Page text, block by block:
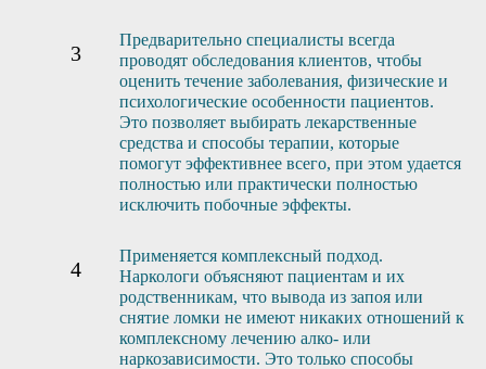
Предварительно специалисты всегда
проводят обследования клиентов, чтобы
оценить течение заболевания, физические и
психологические особенности пациентов.
Это позволяет выбирать лекарственные
средства и способы терапии, которые
помогут эффективнее всего, при этом удается
полностью или практически полностью
исключить побочные эффекты.
Применяется комплексный подход.
Наркологи объясняют пациентам и их
родственникам, что вывода из запоя или
снятие ломки не имеют никаких отношений к
комплексному лечению алко- или
наркозависимости. Это только способы